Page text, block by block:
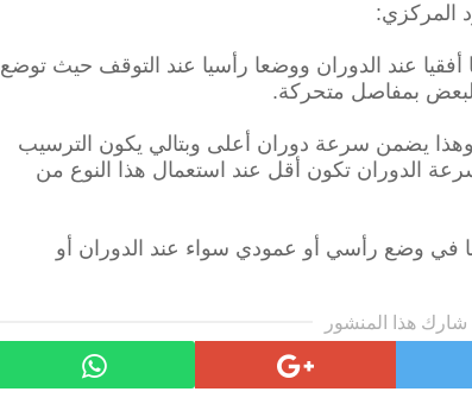
المركزي:
أفقيا عند الدوران ووضعا رأسيا عند التوقف حيث توضع
بمفاصل متحركة.
وهذا يضمن سرعة دوران أعلى وبتالي يكون الترسيب
الدوران تكون أقل عند استعمال هذا النوع من
في وضع رأسي أو عمودي سواء عند الدوران أو
شارك هذا المنشور